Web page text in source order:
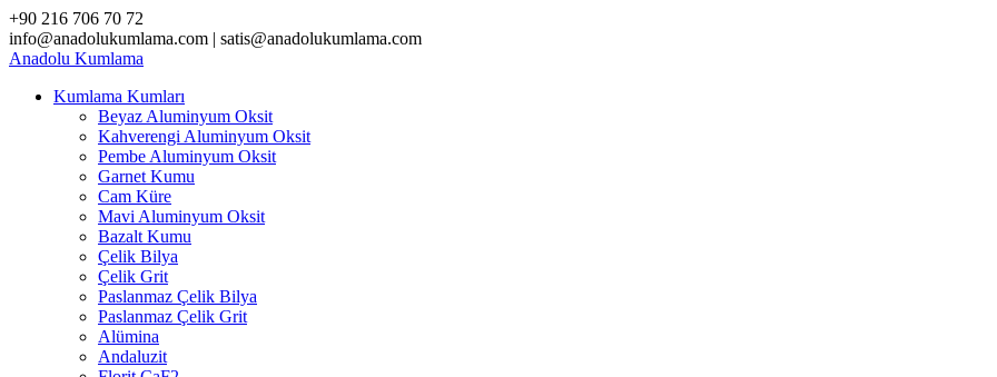
Skip
to
content
+90 216 706 70 72
info@anadolukumlama.com | satis@anadolukumlama.com
Anadolu Kumlama
Kumlama Kumları
Beyaz Aluminyum Oksit
Kahverengi Aluminyum Oksit
Pembe Aluminyum Oksit
Garnet Kumu
Cam Küre
Mavi Aluminyum Oksit
Bazalt Kumu
Çelik Bilya
Çelik Grit
Paslanmaz Çelik Bilya
Paslanmaz Çelik Grit
Alümina
Andaluzit